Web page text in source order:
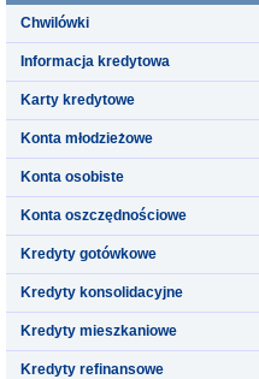
Chwilówki
Informacja kredytowa
Karty kredytowe
Konta młodzieżowe
Konta osobiste
Konta oszczędnościowe
Kredyty gotówkowe
Kredyty konsolidacyjne
Kredyty mieszkaniowe
Kredyty refinansowe